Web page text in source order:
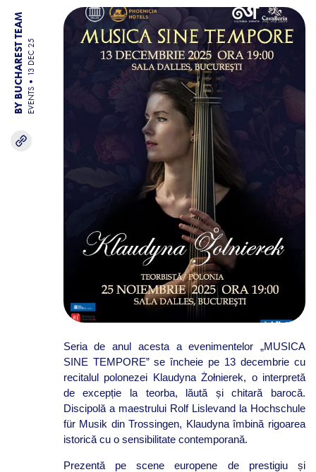
BY BUCHAREST TEAM EVENTS
13 DEC 25
Seria de anul acesta a evenimentelor „MUSICA
SINE TEMPORE” se încheie pe 13 decembrie cu
recitalul polonezei Klaudyna Żołnierek, o interpretă
de excepție la teorba, lăută și chitară barocă.
Discipolă a maestrului Rolf Lislevand la Hochschule
für Musik din Trossingen, Klaudyna îmbină rigoarea
istorică cu o sensibilitate contemporană.
Prezentă pe scene europene de prestigiu și